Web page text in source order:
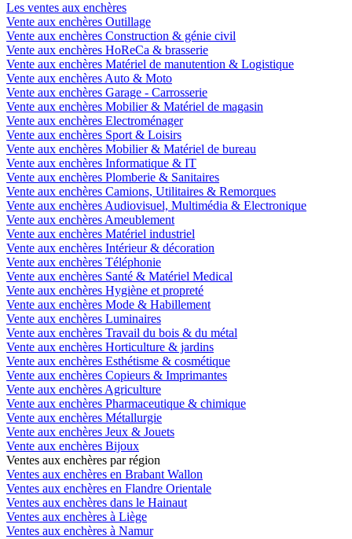
Les ventes aux enchères
Vente aux enchères Outillage
Vente aux enchères Construction & génie civil
Vente aux enchères HoReCa & brasserie
Vente aux enchères Matériel de manutention & Logistique
Vente aux enchères Auto & Moto
Vente aux enchères Garage - Carrosserie
Vente aux enchères Mobilier & Matériel de magasin
Vente aux enchères Electroménager
Vente aux enchères Sport & Loisirs
Vente aux enchères Mobilier & Matériel de bureau
Vente aux enchères Informatique & IT
Vente aux enchères Plomberie & Sanitaires
Vente aux enchères Camions, Utilitaires & Remorques
Vente aux enchères Audiovisuel, Multimédia & Electronique
Vente aux enchères Ameublement
Vente aux enchères Matériel industriel
Vente aux enchères Intérieur & décoration
Vente aux enchères Téléphonie
Vente aux enchères Santé & Matériel Medical
Vente aux enchères Hygiène et propreté
Vente aux enchères Mode & Habillement
Vente aux enchères Luminaires
Vente aux enchères Travail du bois & du métal
Vente aux enchères Horticulture & jardins
Vente aux enchères Esthétisme & cosmétique
Vente aux enchères Copieurs & Imprimantes
Vente aux enchères Agriculture
Vente aux enchères Pharmaceutique & chimique
Vente aux enchères Métallurgie
Vente aux enchères Jeux & Jouets
Vente aux enchères Bijoux
Ventes aux enchères par région
Ventes aux enchères en Brabant Wallon
Ventes aux enchères en Flandre Orientale
Ventes aux enchères dans le Hainaut
Ventes aux enchères à Liège
Ventes aux enchères à Namur